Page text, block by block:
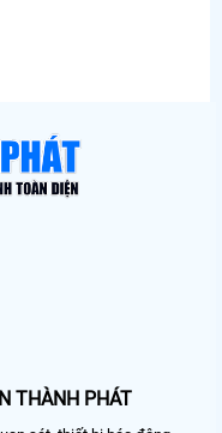
THÀNH PHÁT